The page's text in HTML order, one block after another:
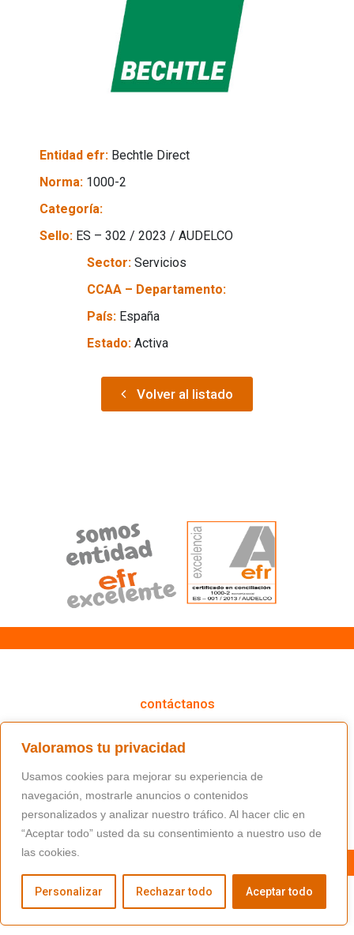
Valoramos tu privacidad
Usamos cookies para mejorar su experiencia de
navegación, mostrarle anuncios o contenidos
personalizados y analizar nuestro tráfico. Al hacer clic en
“Aceptar todo” usted da su consentimiento a nuestro uso de
las cookies.
Personalizar Rechazar todo Aceptar todo
Entidad efr: Bechtle Direct
Norma: 1000-2
Categoría:
Sello: ES – 302 / 2023 / AUDELCO
Sector: Servicios
CCAA – Departamento:
País: España
Estado: Activa
Volver al listado
contáctanos
(+34) 91 766 98 56 / fundacion@masfamilia.org
síguenos en nuestras redes sociales